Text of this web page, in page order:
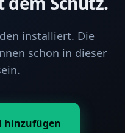
installiert. Die
schon in dieser
hinzufügen